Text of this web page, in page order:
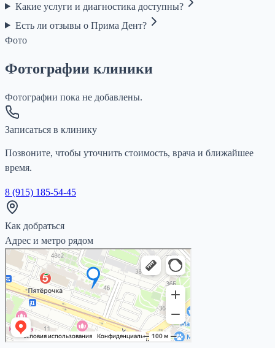
Какие услуги и диагностика доступны?
Есть ли отзывы о Прима Дент?
Фото
Фотографии клиники
Фотографии пока не добавлены.
Записаться в клинику
Позвоните, чтобы уточнить стоимость, врача и ближайшее
время.
8 (915) 185-54-45
Как добраться
Адрес и метро рядом